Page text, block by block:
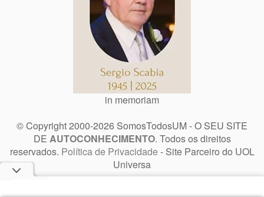
in memoriam
© Copyright 2000-2026 SomosTodosUM - O SEU SITE
DE AUTOCONHECIMENTO. Todos os direitos
reservados. Política de Privacidade - Site Parceiro do UOL
Universa